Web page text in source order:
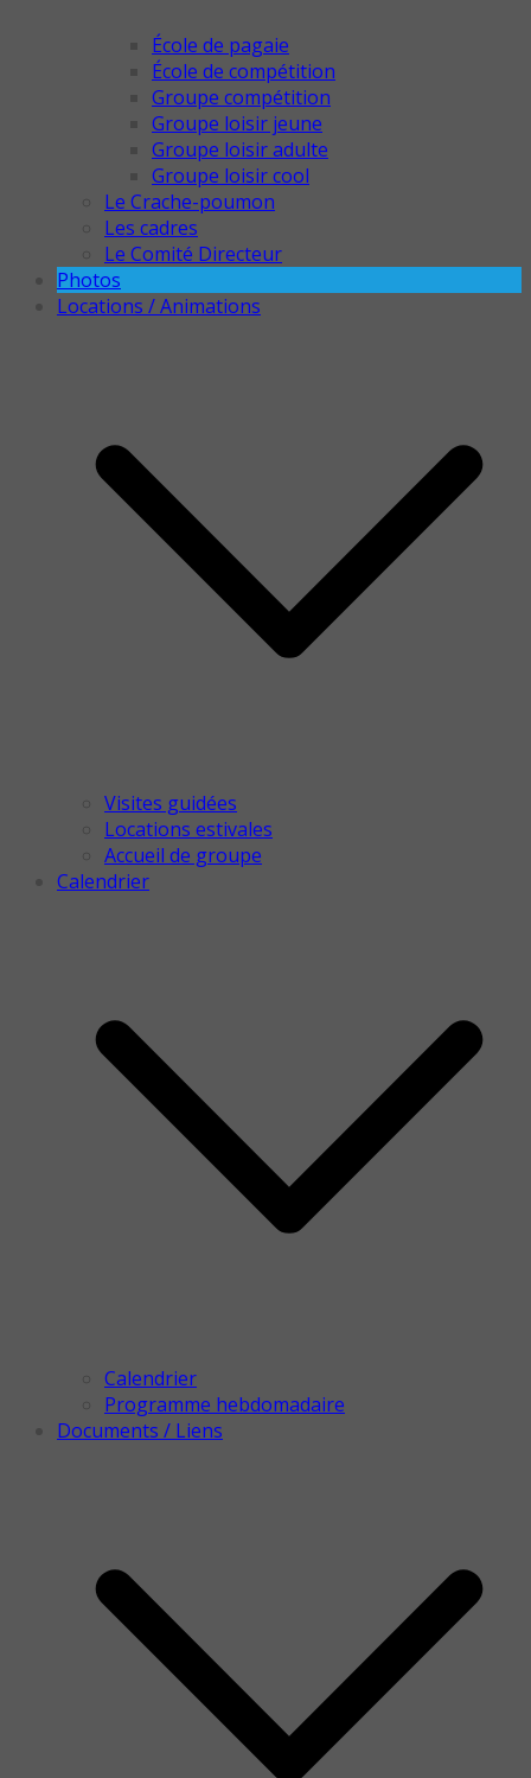
École de pagaie
École de compétition
Groupe compétition
Groupe loisir jeune
Groupe loisir adulte
Groupe loisir cool
Le Crache-poumon
Les cadres
Le Comité Directeur
Photos
Locations / Animations
Visites guidées
Locations estivales
Accueil de groupe
Calendrier
Calendrier
Programme hebdomadaire
Documents / Liens